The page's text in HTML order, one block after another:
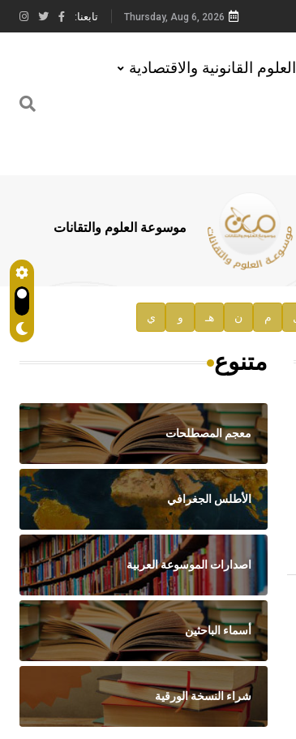
Thursday, Aug 6, 2026 تابعنا:
العلوم القانونية والاقتصادية
موسوعة العلوم والتقانات
م ن هـ و ي
متنوع
معجم المصطلحات
الأطلس الجغرافي
اصدارات الموسوعة العربية
أسماء الباحثين
شراء النسخة الورقية